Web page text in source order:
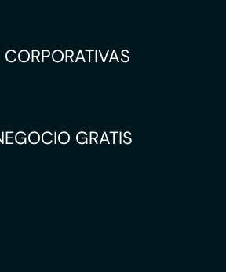
GRATIS